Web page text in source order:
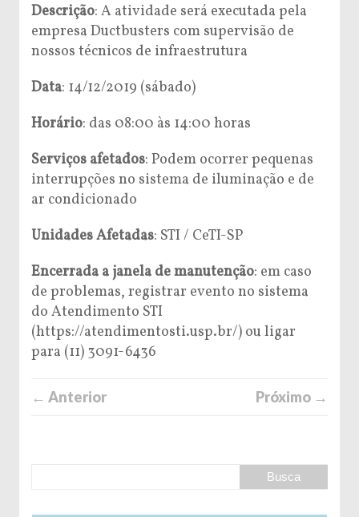
Descrição: A atividade será executada pela
empresa Ductbusters com supervisão de
nossos técnicos de infraestrutura
Data: 14/12/2019 (sábado)
Horário: das 08:00 às 14:00 horas
Serviços afetados: Podem ocorrer pequenas
interrupções no sistema de iluminação e de
ar condicionado
Unidades Afetadas: STI / CeTI-SP
Encerrada a janela de manutenção: em caso
de problemas, registrar evento no sistema
do Atendimento STI
(https://atendimentosti.usp.br/) ou ligar
para (11) 3091-6436
← Anterior Próximo →